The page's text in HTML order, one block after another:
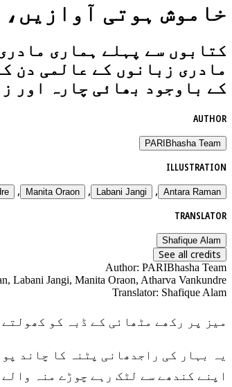
خاموش ہوتی
کتابوں سے پہلے ہماری
مادری زبانوں کے عالمی دن
کے باوجود بھائی چارہ اور
AUTHOR
PARIBhasha Team
ILLUSTRATION
Antara Raman
,
Labani Jangi
,
Manita Oraon
,
TRANSLATOR
Shafique Alam
See all credits
Author: PARIBhasha Team
Labani Jangi, Manita Oraon, Atharva Vankundre
Translator: Shafique Alam
میز پر رکھے مٹھائی کے ڈبہ کو
اپنے کندھے سے لٹک رہے چوڑے منہ